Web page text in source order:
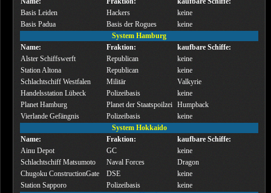
Basis Leiden
Hackers
keine
Basis Padua
Basis der Rogues
keine
System Hamburg
Name:
Fraktion:
kaufbare Schiffe:
Alster Schiffswerft
Republican
keine
Station Altona
Republican
keine
Schlachtschiff Westfalen
Militär
Valkyrie
Handelsstation Lübeck
Polizeibasis
keine
Planet Hamburg
Planet der Staatspoilzei Humpback
Vierlande Gefängnis
Polizeibasis
keine
System Hokkaido
Name:
Fraktion:
kaufbare Schiffe:
Ainu Depot
GC
keine
Schlachtschiff Matsumoto
Naval Forces
Dragon
Chugoku ConstructionGate
DSE
keine
Station Sapporo
Polizeibasis
keine